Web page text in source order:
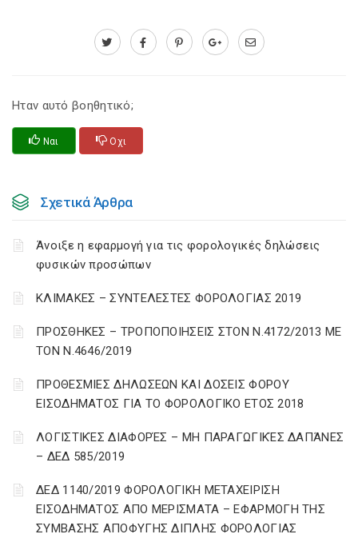
Ηταν αυτό βοηθητικό;
Ναι Οχι
Σχετικά Άρθρα
Άνοιξε η εφαρμογή για τις φορολογικές δηλώσεις
φυσικών προσώπων
ΚΛΙΜΑΚΕΣ – ΣΥΝΤΕΛΕΣΤΕΣ ΦΟΡΟΛΟΓΙΑΣ 2019
ΠΡΟΣΘΗΚΕΣ – ΤΡΟΠΟΠΟΙΗΣΕΙΣ ΣΤΟΝ Ν.4172/2013 ΜΕ
ΤΟΝ Ν.4646/2019
ΠΡΟΘΕΣΜΙΕΣ ΔΗΛΩΣΕΩΝ ΚΑΙ ΔΟΣΕΙΣ ΦΟΡΟΥ
ΕΙΣΟΔΗΜΑΤΟΣ ΓΙΑ ΤΟ ΦΟΡΟΛΟΓΙΚΟ ΕΤΟΣ 2018
ΛΟΓΙΣΤΙΚΈΣ ΔΙΑΦΟΡΈΣ – ΜΗ ΠΑΡΑΓΩΓΙΚΈΣ ΔΑΠΆΝΕΣ
– ΔΕΔ 585/2019
ΔΕΔ 1140/2019 ΦΟΡΟΛΟΓΙΚΗ ΜΕΤΑΧΕΙΡΙΣΗ
ΕΙΣΟΔΗΜΑΤΟΣ ΑΠΟ ΜΕΡΙΣΜΑΤΑ – ΕΦΑΡΜΟΓΗ ΤΗΣ
ΣΥΜΒΑΣΗΣ ΑΠΟΦΥΓΗΣ ΔΙΠΛΗΣ ΦΟΡΟΛΟΓΙΑΣ